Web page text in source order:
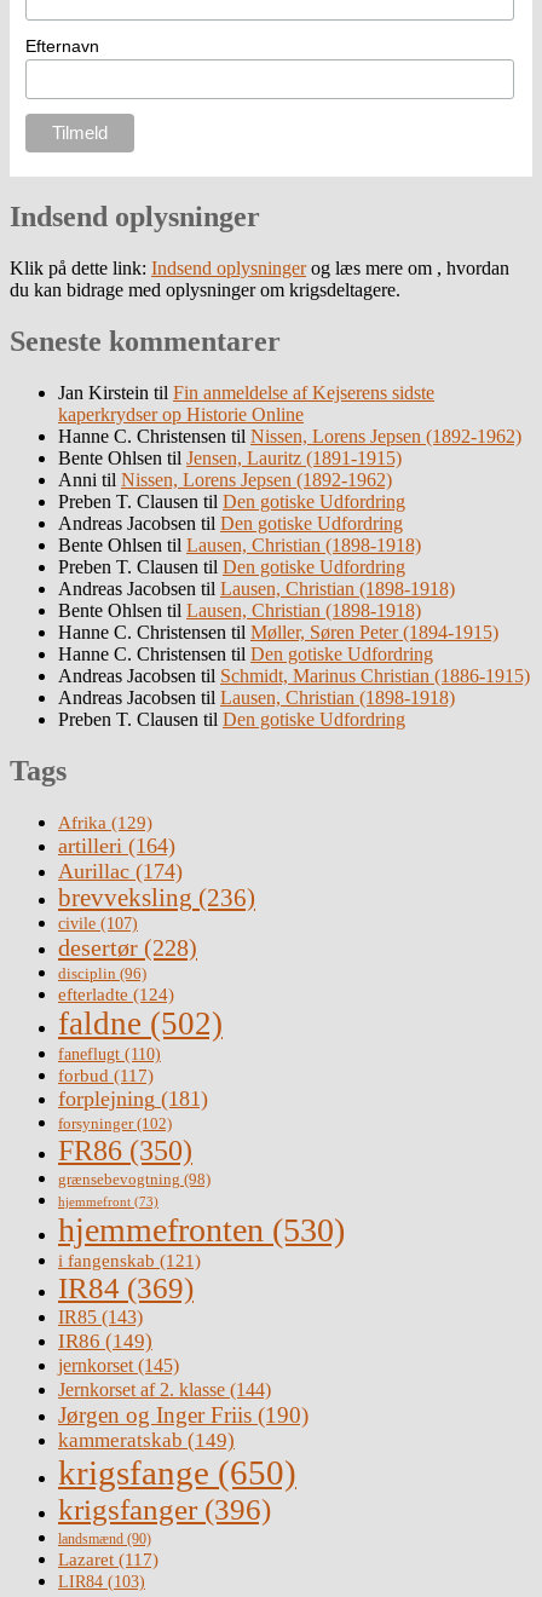
Efternavn
Indsend oplysninger
Klik på dette link: Indsend oplysningerog læs mere om , hvordan
du kan bidrage med oplysninger om krigsdeltagere.
Seneste kommentarer
Jan Kirstein til Fin anmeldelse af Kejserens sidste
kaperkrydser op Historie Online
Hanne C. Christensen til Nissen, Lorens Jepsen (1892-1962)
Bente Ohlsen til Jensen, Lauritz (1891-1915)
Anni til Nissen, Lorens Jepsen (1892-1962)
Preben T. Clausen til Den gotiske Udfordring
Andreas Jacobsen til Den gotiske Udfordring
Bente Ohlsen til Lausen, Christian (1898-1918)
Preben T. Clausen til Den gotiske Udfordring
Andreas Jacobsen til Lausen, Christian (1898-1918)
Bente Ohlsen til Lausen, Christian (1898-1918)
Hanne C. Christensen til Møller, Søren Peter (1894-1915)
Hanne C. Christensen til Den gotiske Udfordring
Andreas Jacobsen til Schmidt, Marinus Christian (1886-1915)
Andreas Jacobsen til Lausen, Christian (1898-1918)
Preben T. Clausen til Den gotiske Udfordring
Tags
Afrika (129)
artilleri (164)
Aurillac (174)
brevveksling (236)
civile (107)
desertør (228)
disciplin (96)
efterladte (124)
faldne (502)
faneflugt (110)
forbud (117)
forplejning (181)
forsyninger(102)
FR86 (350)
grænsebevogtning (98)
hjemmefront (73)
hjemmefronten (530)
i fangenskab (121)
IR84 (369)
IR85 (143)
IR86 (149)
jernkorset(145)
Jernkorset af 2. klasse (144)
Jørgen og Inger Friis (190)
kammeratskab (149)
krigsfange (650)
krigsfanger (396)
landsmænd (90)
Lazaret (117)
LIR84 (103)